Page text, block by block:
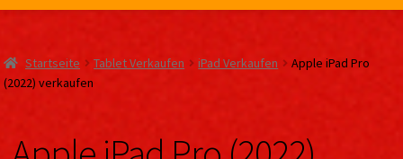
Gebrauchte Elektronik verkaufen
Wie’s geht ?
Startseite Tablet Verkaufen iPad Verkaufen
Apple iPad Pro
(2022) verkaufen